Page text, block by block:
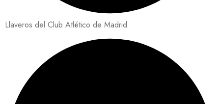
Llaveros del Club Atlético de Madrid